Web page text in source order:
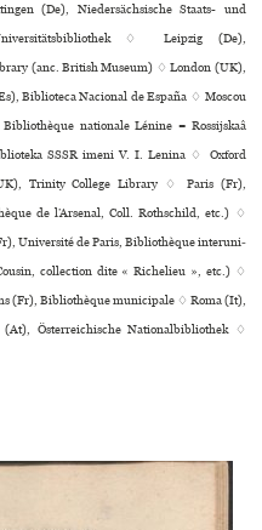
(De), Niedersächsische Staats- und
♢ Leipzig (De),
(anc. British Museum) ♢ London (UK),
Biblioteca Nacional de España ♢ Moscou
nationale Lénine = Rossijskaâ
SSSR imeni V. I. Lenina ♢ Oxford
Trinity College Library ♢ Paris (Fr),
de l’Arsenal, Coll. Rothschild, etc.) ♢
Université de Paris, Bibliothèque inte­ru­ni­
collection dite « Richelieu », etc.) ♢
(Fr), Bibliothèque muni­ci­pale ♢ Roma (It),
Österreichische Nationalbibliothek ♢